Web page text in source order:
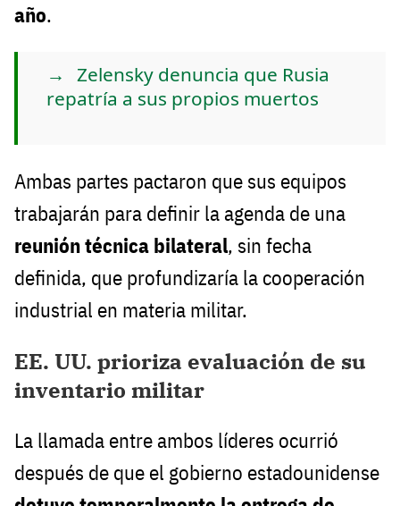
año.
Zelensky denuncia que Rusia
repatría a sus propios muertos
Ambas partes pactaron que sus equipos
trabajarán para definir la agenda de una
reunión técnica bilateral, sin fecha
definida, que profundizaría la cooperación
industrial en materia militar.
EE. UU. prioriza evaluación de su
inventario militar
La llamada entre ambos líderes ocurrió
después de que el gobierno estadounidense